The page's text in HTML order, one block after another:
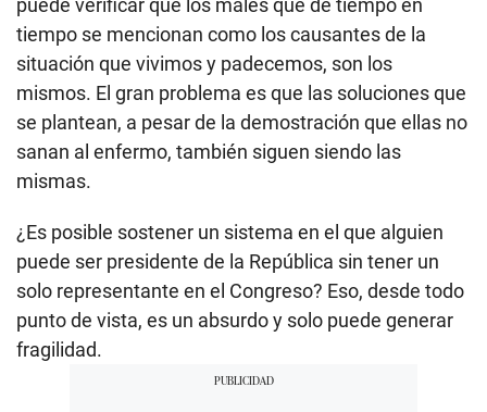
tiempo se mencionan como los causantes de la
situación que vivimos y padecemos, son los
mismos. El gran problema es que las soluciones que
se plantean, a pesar de la demostración que ellas no
sanan al enfermo, también siguen siendo las
mismas.
¿Es posible sostener un sistema en el que alguien
puede ser presidente de la República sin tener un
solo representante en el Congreso? Eso, desde todo
punto de vista, es un absurdo y solo puede generar
fragilidad.